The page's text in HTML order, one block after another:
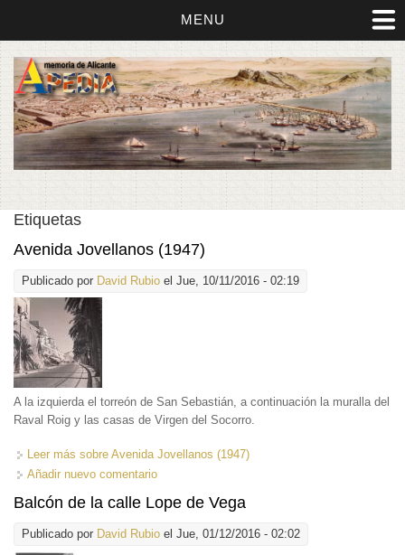
MENU
Etiquetas
Avenida Jovellanos (1947)
Publicado por David Rubio el Jue, 10/11/2016 - 02:19
A la izquierda el torreón de San Sebastián, a continuación la muralla del
Raval Roig y las casas de Virgen del Socorro.
Leer más sobre Avenida Jovellanos (1947)
Añadir nuevo comentario
Balcón de la calle Lope de Vega
Publicado por David Rubio el Jue, 01/12/2016 - 02:02